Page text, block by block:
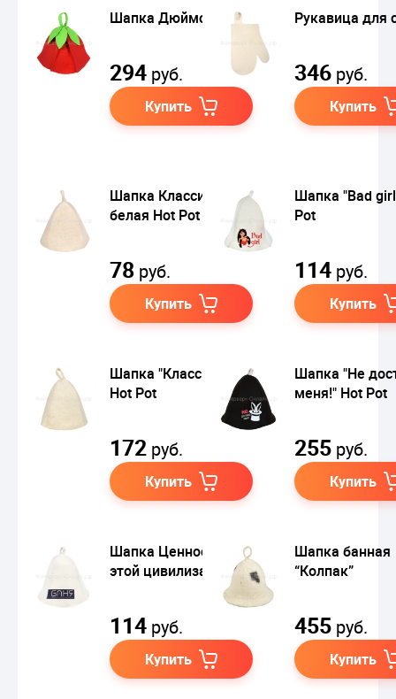
Шапка Дюймовочка
294 руб.
Купить
Рукавица для
346 руб.
Купить
Шапка Классика
белая Hot Pot
78 руб.
Купить
Шапка "Bad
Pot
114 руб.
Купить
Шапка "Классика"
Hot Pot
172 руб.
Купить
Шапка "Не
меня!" Hot Pot
255 руб.
Купить
Шапка Ценность
этой цивилизации
114 руб.
Купить
Шапка банная
“Колпак”
455 руб.
Купить